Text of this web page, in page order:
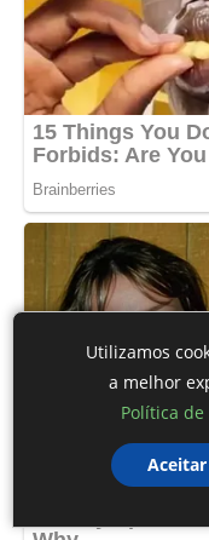
Utilizamos
a melhor
Política de
Aceitar